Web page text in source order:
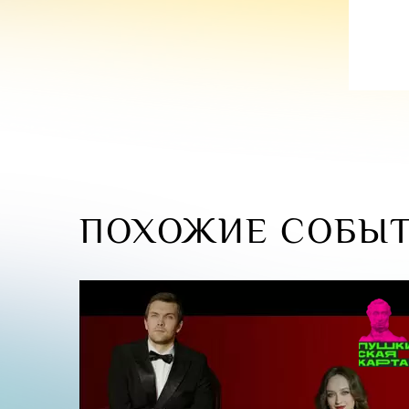
ПОХОЖИЕ